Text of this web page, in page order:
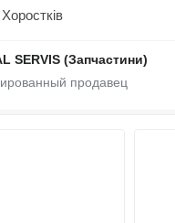
SERVIS (Запчастини)